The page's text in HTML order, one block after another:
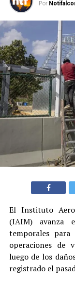
Por
El Instituto
(IAIM) avanza
temporales
operaciones de
luego de los
registrado el